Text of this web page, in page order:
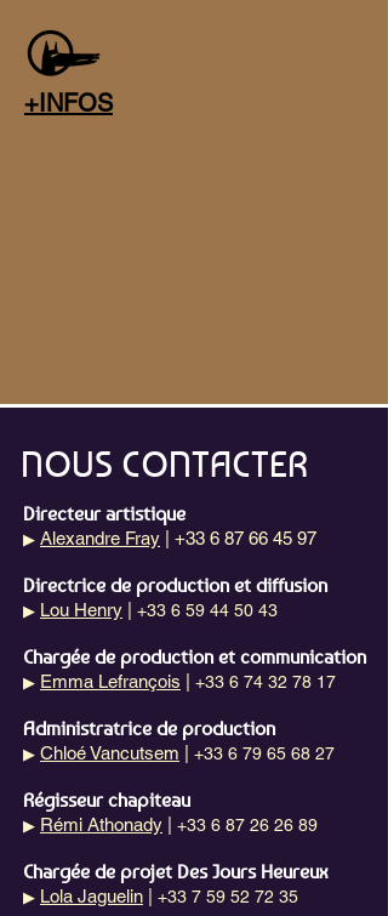
+INFOS
NOUS CONTACTER
Directeur artistique
▶ Alexandre Fray | +33 6 87 66 45 97
Directrice de production et diffusion
▶ Lou Henry +33 6 59 44 50 43
Chargée de production et communication
▶ Emma Lefrançois +33 6 74 32 78 17
Administratrice de production
▶ Chloé Vancutsem +33 6 79 65 68 27
Régisseur chapiteau
▶ Rémi Athonady +33 6 87 26 26 89
Chargée de projet Des Jours Heureux
▶ Lola Jaguelin +33 7 59 52 72 35